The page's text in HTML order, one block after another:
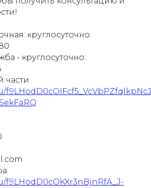
круглосуточно:
- круглосуточно:
части
f9LHodD0cOKXr3nBjnRfA_J-